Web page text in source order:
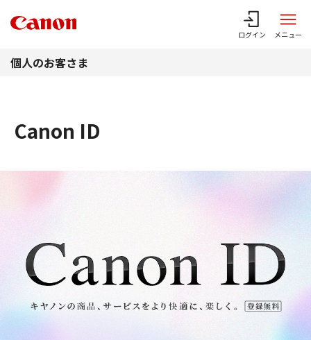
ログイン メニュー
個人のお客さま
Canon ID